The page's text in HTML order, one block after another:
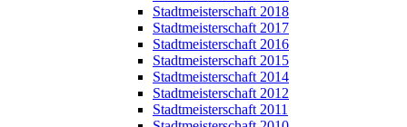
Stadtmeisterschaft 2018
Stadtmeisterschaft 2017
Stadtmeisterschaft 2016
Stadtmeisterschaft 2015
Stadtmeisterschaft 2014
Stadtmeisterschaft 2012
Stadtmeisterschaft 2011